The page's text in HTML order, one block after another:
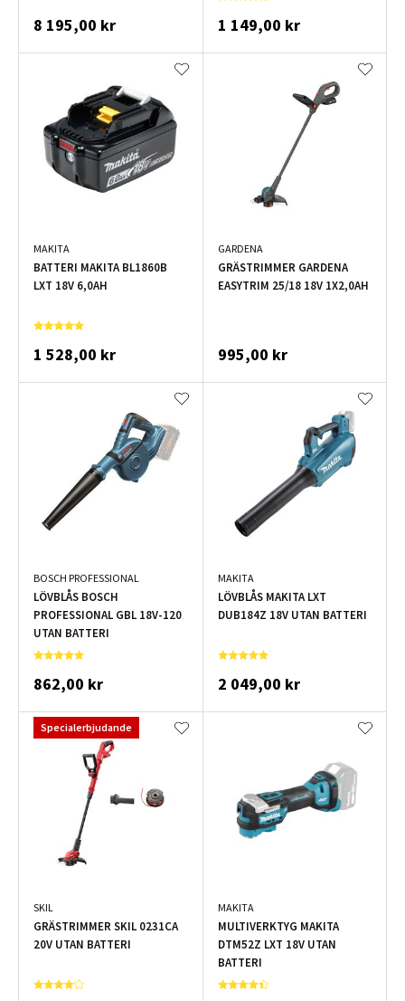
8 195,00 kr 1 149,00 kr
MAKITA
BATTERI MAKITA BL1860B
LXT 18V 6,0AH
1 528,00 kr
GARDENA
GRÄSTRIMMER GARDENA
EASYTRIM 25/18 18V 1X2,0AH
995,00 kr
BOSCH PROFESSIONAL
LÖVBLÅS BOSCH
PROFESSIONAL GBL 18V-120
UTAN BATTERI
862,00 kr
MAKITA
LÖVBLÅS MAKITA LXT
DUB184Z 18V UTAN BATTERI
2 049,00 kr
Specialerbjudande
SKIL
GRÄSTRIMMER SKIL 0231CA
20V UTAN BATTERI
MAKITA
MULTIVERKTYG MAKITA
DTM52Z LXT 18V UTAN
BATTERI